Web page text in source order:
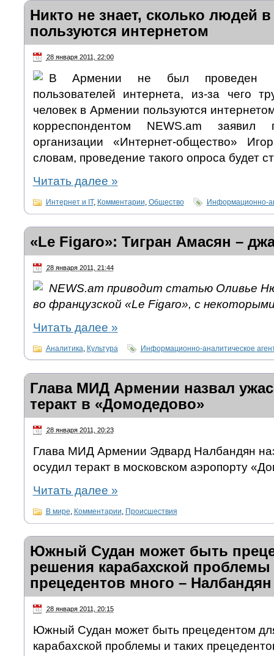
Никто не знает, сколько людей
пользуются интернетом
28 января 2011, 22:00
В Армении не был проведен
пользователей интернета, из-за чего
человек в Армении пользуются
корреспондентом NEWS.am заявил
организации «Интернет-общество»
словам, проведение такого опроса будет
Читать далее »
Интернет и IT, Комментарии Общество Информационно-
«Le Figaro»: Тигран Амасян –
28 января 2011, 21:44
NEWS.am приводит статью Оливье
во французской «Le Figaro», с
Читать далее »
Аналитика, Культура Информационно-аналитическое
Глава МИД Армении назвал
теракт в «Домодедово»
28 января 2011, 20:23
Глава МИД Армении Эдвард Налбандян
осудил теракт в московском аэропорту
Читать далее »
В мире, Комментарии, Происшествия
Южный Судан может быть
решения карабахской проблемы
прецедентов много – Налбандян
28 января 2011, 20:15
Южный Судан может быть прецедентом
карабахской проблемы и таких